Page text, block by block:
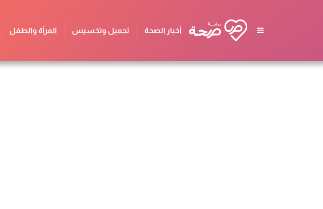
أخبار الصحة تجميل وتخسيس المرأة والطفل